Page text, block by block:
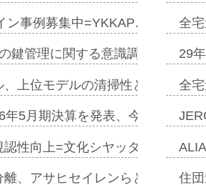
ン事例募集中=YKKAP…
鍵管理に関する意識調査
、上位モデルの清掃性と安全性
年5月期決算を発表、今期は増収
性向上=文化シヤッター…
離、アサヒセイレンらと協働開発
全
29
全
住